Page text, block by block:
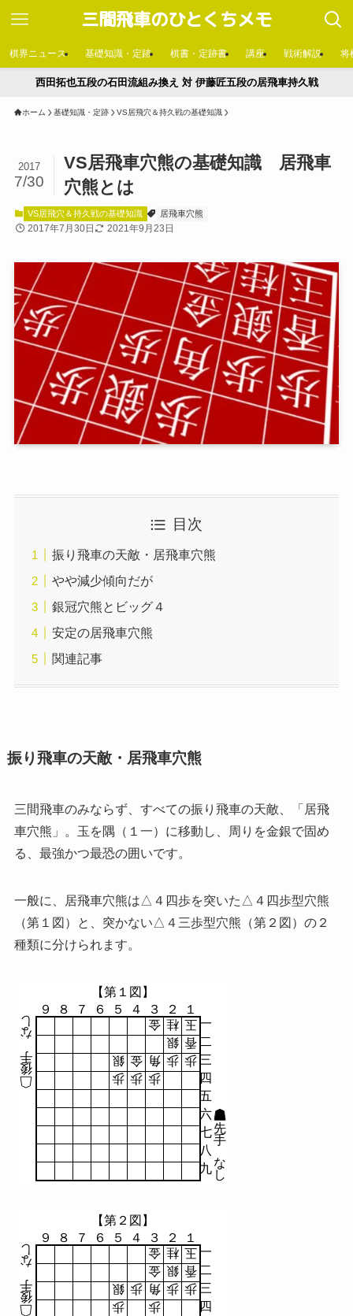
三間飛車のひとくちメモ
棋界ニュース 基礎知識・定跡 棋書・定跡書 講座 戦術解説 将
西田拓也五段の石田流組み換え 対 伊藤匠五段の居飛車持久戦
ホーム 基礎知識・定跡 VS居飛穴＆持久戦の基礎知識
VS居飛車穴熊の基礎知識 居飛車
穴熊とは
2017
7/30
VS居飛穴＆持久戦の基礎知識 居飛車穴熊
2017年7月30日 2021年9月23日
目次
振り飛車の天敵・居飛車穴熊
やや減少傾向だが
銀冠穴熊とビッグ４
安定の居飛車穴熊
関連記事
振り飛車の天敵・居飛車穴熊
三間飛車のみならず、すべての振り飛車の天敵、「居飛
車穴熊」。玉を隅（１一）に移動し、周りを金銀で固め
る、最強かつ最恐の囲いです。
一般に、居飛車穴熊は△４四歩を突いた△４四歩型穴熊
（第１図）と、突かない△４三歩型穴熊（第２図）の２
種類に分けられます。
【第１図】
９
一
８
二
７
三
６
四
５
五
４
六
３
七
２
八
１
九
金 桂 玉
銀 香
銀 金 角 歩 歩
歩 歩 歩
し
な
手
先
し
な
手
後
【第２図】
９
一
８
二
７
三
６
四
５ ４ ３ ２ １
金 桂 玉
金 銀 香
銀 歩 角 歩 歩
歩
歩
し
な
手
後